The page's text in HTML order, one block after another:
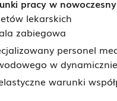
pracy w
lekarskich
zabiegowa
personel
w
warunki